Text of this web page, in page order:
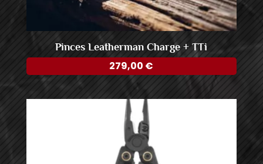
Pinces Leatherman Charge + TTi
279,00 €